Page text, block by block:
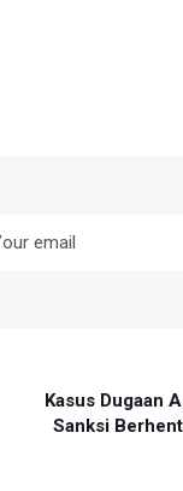
Kasus Dugaan
Sanksi